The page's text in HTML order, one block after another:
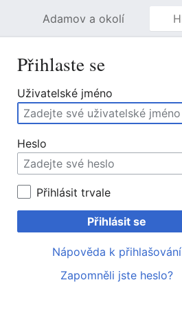
Adamov a okolí
Přihlaste se
Uživatelské jméno
Heslo
Přihlásit trvale
Přihlásit se
Nápověda k přihlašování
Zapomněli jste heslo?